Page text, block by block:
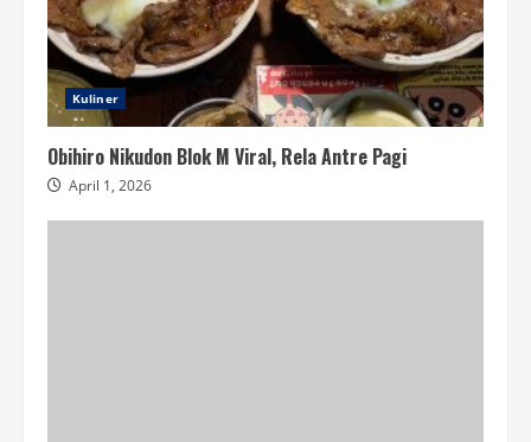
Kuliner
Obihiro Nikudon Blok M Viral, Rela Antre Pagi
April 1, 2026